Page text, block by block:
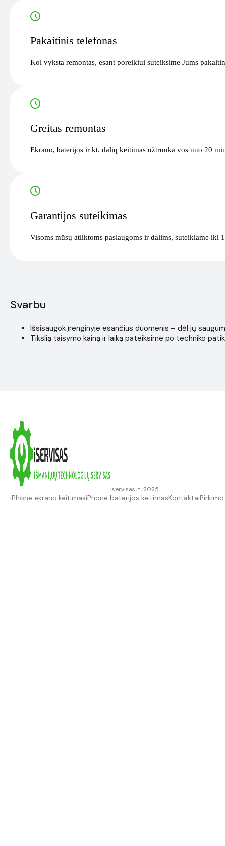
Pakaitinis telefonas
Kol vyksta remontas, esant poreikiui suteiksime Jums
Greitas remontas
Ekrano, baterijos ir kt. dalių keitimas užtrunka vos nuo 20
Garantijos suteikimas
Visoms mūsų atliktoms paslaugoms ir dalims, suteikiame iki
Svarbu
Išsisaugok įrenginyje esančius duomenis – dėl jų
Tikslią taisymo kainą ir laiką pateiksime po techniko
iservisas.lt, 2025
iPhone ekrano keitimasiPhone baterijos keitimasKontaktai